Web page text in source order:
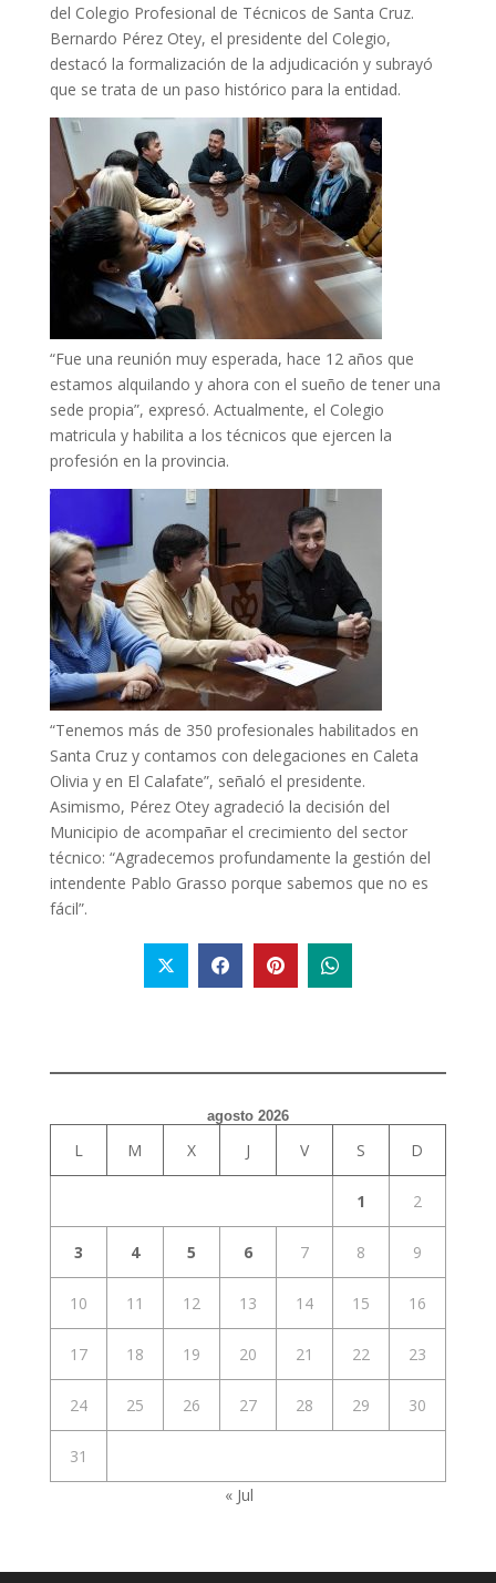
del Colegio Profesional de Técnicos de Santa Cruz.
Bernardo Pérez Otey, el presidente del Colegio,
destacó la formalización de la adjudicación y subrayó
que se trata de un paso histórico para la entidad.
“Fue una reunión muy esperada, hace 12 años que
estamos alquilando y ahora con el sueño de tener una
sede propia”, expresó. Actualmente, el Colegio
matricula y habilita a los técnicos que ejercen la
profesión en la provincia.
“Tenemos más de 350 profesionales habilitados en
Santa Cruz y contamos con delegaciones en Caleta
Olivia y en El Calafate”, señaló el presidente.
Asimismo, Pérez Otey agradeció la decisión del
Municipio de acompañar el crecimiento del sector
técnico: “Agradecemos profundamente la gestión del
intendente Pablo Grasso porque sabemos que no es
fácil”.
agosto 2026
L M X J V S D
1 2
3 4 5 6 7 8 9
10 11 12 13 14 15 16
17 18 19 20 21 22 23
24 25 26 27 28 29 30
31
« Jul